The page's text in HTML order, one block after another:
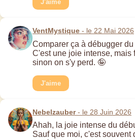
J'aime
VentMystique - le 22 Mai 2026
Comparer ça à débugger
C'est une joie intense, mais
sinon on s'y perd. 🤪
J'aime
Nebelzauber- le 28 Juin 2026
Ahah, la joie intense du
Sauf que moi, c'est souvent